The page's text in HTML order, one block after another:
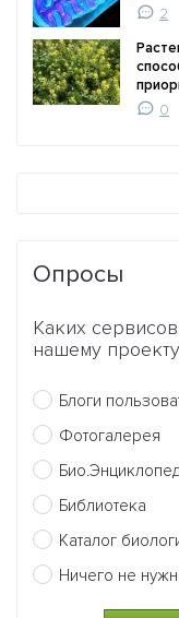
2
0
Опросы
Каких
нашему
Блоги
Фотогалерея
Библиотека
Каталог
Ничего не